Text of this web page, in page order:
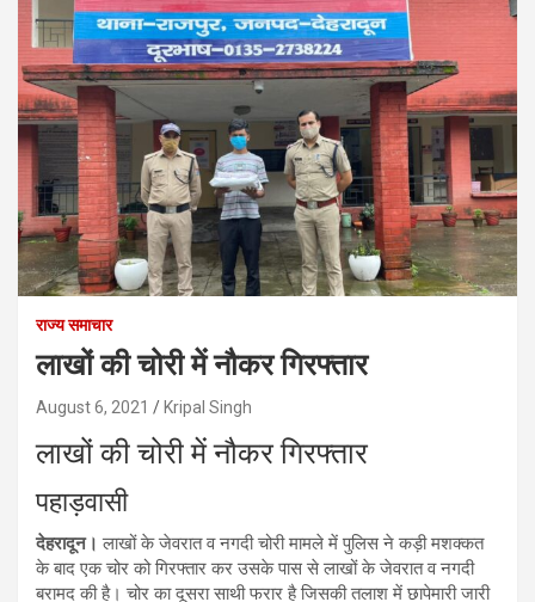
राज्य समाचार
लाखों की चोरी में नौकर गिरफ्तार
August 6, 2021 Kripal Singh
लाखों की चोरी में नौकर गिरफ्तार
पहाड़वासी
देहरादून। लाखों के जेवरात व नगदी चोरी मामले में पुलिस ने कड़ी मशक्कत
के बाद एक चोर को गिरफ्तार कर उसके पास से लाखों के जेवरात व नगदी
बरामद की है। चोर का दूसरा साथी फरार है जिसकी तलाश में छापेमारी जारी